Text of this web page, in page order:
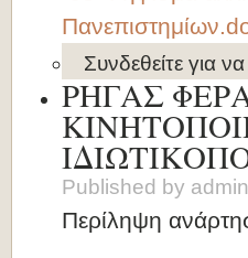
Συνδεθείτε για
ΡΗΓΑΣ
Published by admin
Περίληψη